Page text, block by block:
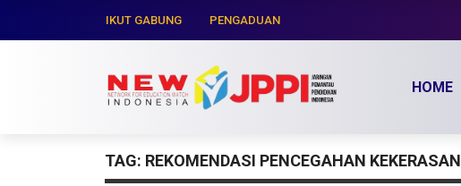
IKUT GABUNG PENGADUAN
HOME
TAG: REKOMENDASI PENCEGAHAN KEKERASAN